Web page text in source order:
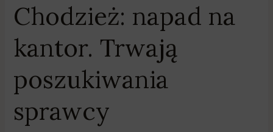
Chodzież: napad na
kantor. Trwają
poszukiwania
sprawcy